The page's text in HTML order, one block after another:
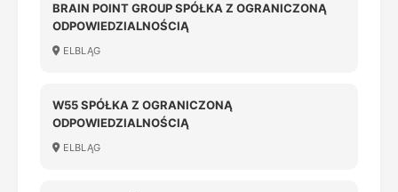
BRAIN POINT GROUP SPÓŁKA Z OGRANICZONĄ
ODPOWIEDZIALNOŚCIĄ
ELBLĄG
W55 SPÓŁKA Z OGRANICZONĄ
ODPOWIEDZIALNOŚCIĄ
ELBLĄG